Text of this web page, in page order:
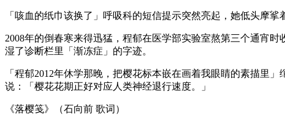
「咳血的纸巾该换了」呼吸科的短信提示突然亮起，她低头摩
2008年的倒春寒来得迅猛，程郁在医学部实验室熬第三个通宵
湿了诊断栏里「渐冻症」的字迹。
「程郁2012年休学那晚，把樱花标本嵌在画着我眼睛的素描里
说：「樱花花期正好对应人类神经退行速度。」
《落樱笺》（石向前 歌词）